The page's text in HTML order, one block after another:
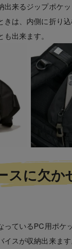
出来るジップポケ
きは、内側に折り
出来ます。
スに欠か
っているPC用ポケ
イスが収納出来ま